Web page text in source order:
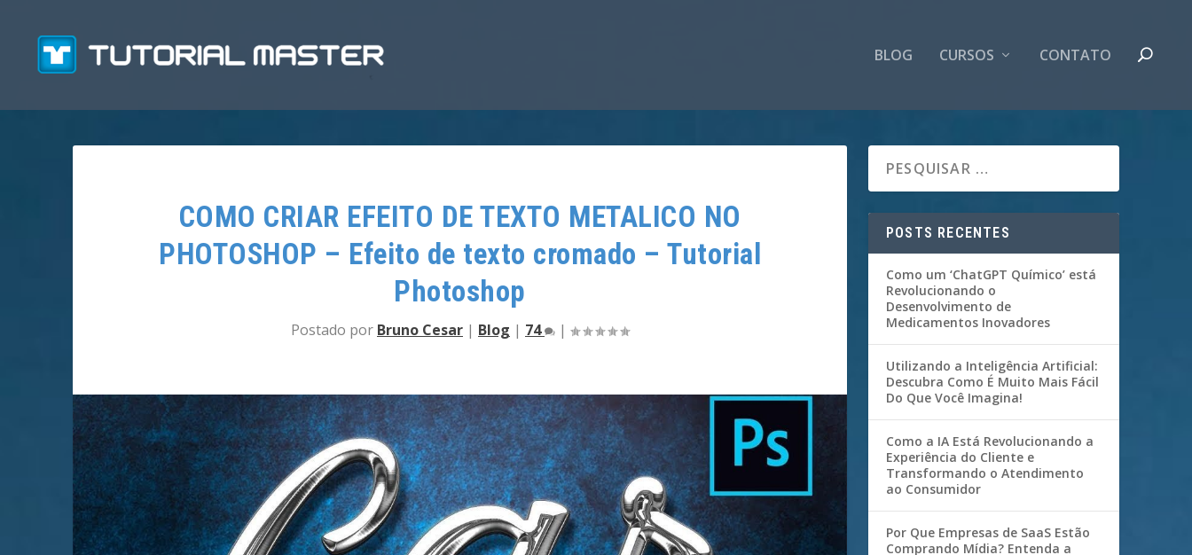
BLOG CURSOS CONTATO
COMO CRIAR EFEITO DE TEXTO METALICO NO
PHOTOSHOP – Efeito de texto cromado – Tutorial
Photoshop
Postado por Bruno Cesar | Blog | 74 |
POSTS RECENTES
Como um ‘ChatGPT Químico’ está
Revolucionando o
Desenvolvimento de
Medicamentos Inovadores
Utilizando a Inteligência Artificial:
Descubra Como É Muito Mais Fácil
Do Que Você Imagina!
Como a IA Está Revolucionando a
Experiência do Cliente e
Transformando o Atendimento
ao Consumidor
Por Que Empresas de SaaS Estão
Comprando Mídia? Entenda a